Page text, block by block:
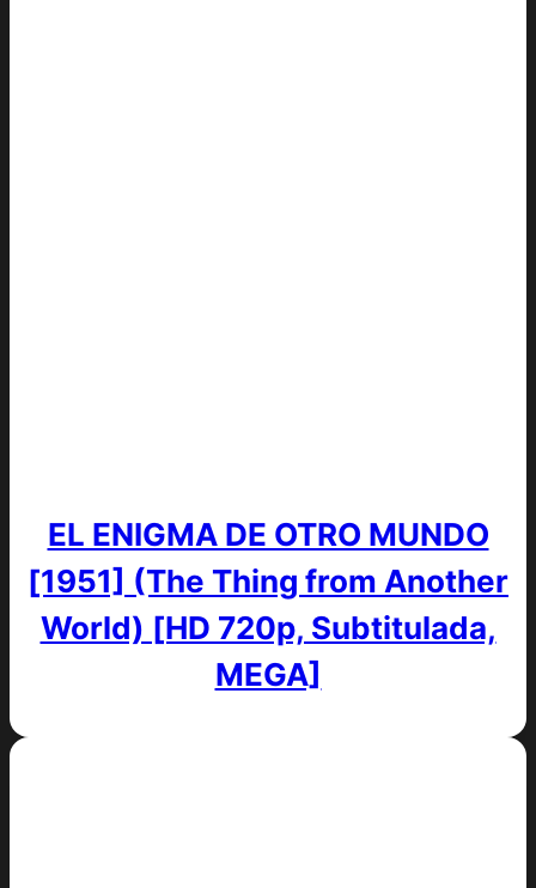
EL ENIGMA DE OTRO MUNDO
[1951] (The Thing from Another
World) [HD 720p, Subtitulada,
MEGA]